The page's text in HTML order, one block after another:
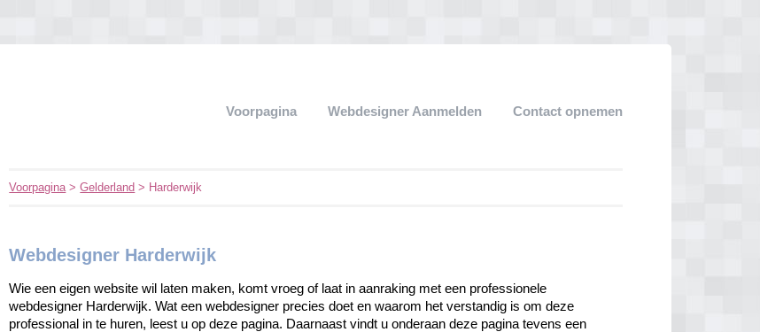
Voorpagina Webdesigner Aanmelden Contact opnemen
Voorpagina>Gelderland > Harderwijk
Webdesigner Harderwijk
Wie een eigen website wil laten maken, komt vroeg of laat in aanraking met een professionele
webdesigner Harderwijk. Wat een webdesigner precies doet en waarom het verstandig is om deze
professional in te huren, leest u op deze pagina. Daarnaast vindt u onderaan deze pagina tevens een